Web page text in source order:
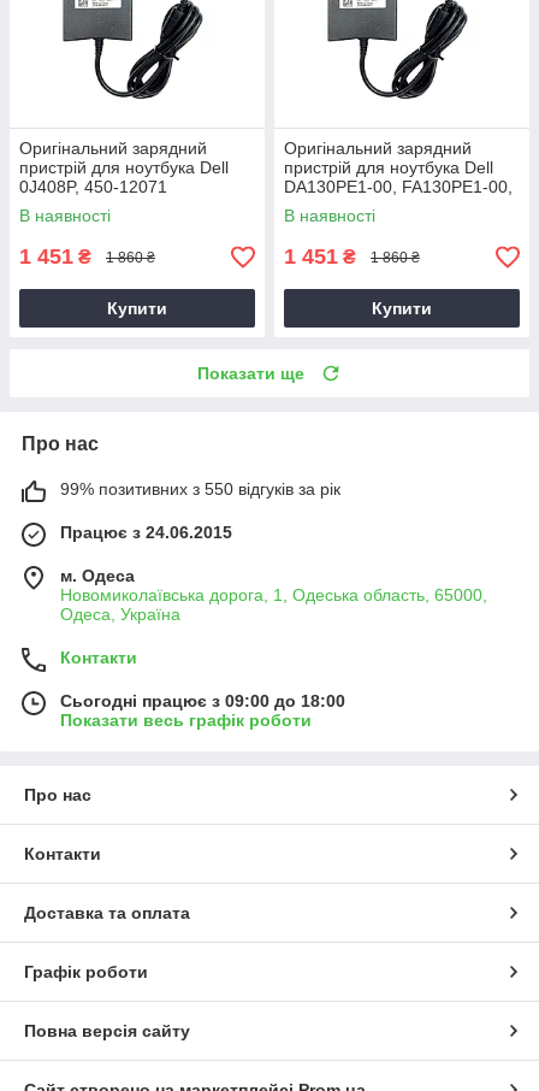
Оригінальний зарядний
пристрій для ноутбука Dell
0J408P, 450-12071
В наявності
1 451 ₴ 1 860 ₴
Купити
Оригінальний зарядний
пристрій для ноутбука Dell
DA130PE1-00, FA130PE1-00,
HA130PM160
В наявності
1 451 ₴ 1 860 ₴
Купити
Показати ще
Про нас
99% позитивних з 550 відгуків за рік
Працює з 24.06.2015
м. Одеса
Новомиколаївська дорога, 1, Одеська область, 65000,
Одеса, Україна
Контакти
Сьогодні працює з 09:00 до 18:00
Показати весь графік роботи
Про нас
Контакти
Доставка та оплата
Графік роботи
Повна версія сайту